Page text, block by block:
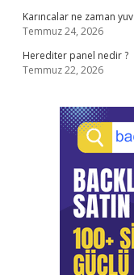
Karıncalar ne zaman
Temmuz 24, 2026
Herediter panel nedir ?
Temmuz 22, 2026